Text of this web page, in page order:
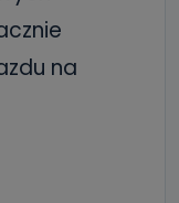
na